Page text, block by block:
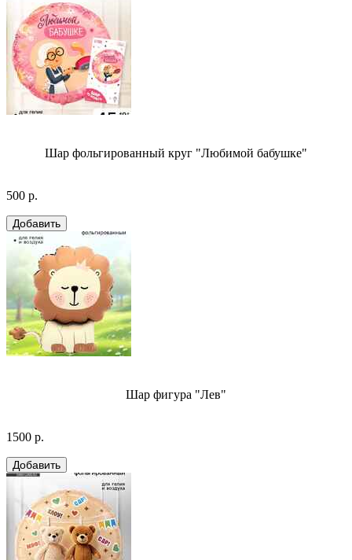
Шар фольгированный круг "Любимой бабушке"
500 р.
Шар фигура "Лев"
1500 р.